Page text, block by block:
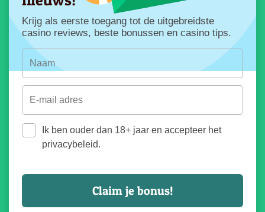
Krijg als eerste toegang tot de uitgebreidste
casino reviews, beste bonussen en casino tips.
Ik ben ouder dan 18+ jaar en accepteer het
privacybeleid.